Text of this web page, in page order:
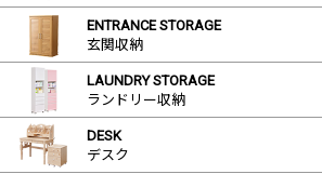
ENTRANCE STORAGE
玄関収納
LAUNDRY STORAGE
ランドリー収納
DESK
デスク